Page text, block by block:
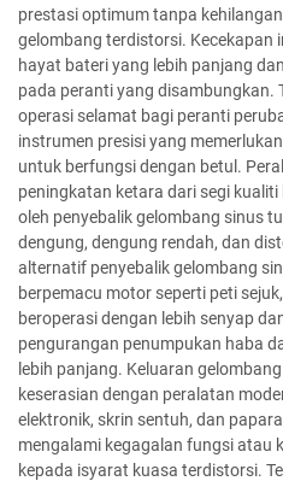
prestasi optimum tanpa
gelombang terdistorsi. Kecekapan
hayat bateri yang lebih panjang
pada peranti yang disambungkan.
operasi selamat bagi peranti
instrumen presisi yang
untuk berfungsi dengan betul.
peningkatan ketara dari segi
oleh penyebalik gelombang sinus
dengung, dengung rendah, dan
alternatif penyebalik gelombang
berpemacu motor seperti peti
beroperasi dengan lebih senyap
pengurangan penumpukan haba
lebih panjang. Keluaran
keserasian dengan peralatan
elektronik, skrin sentuh, dan
mengalami kegagalan fungsi atau
kepada isyarat kuasa terdistorsi.